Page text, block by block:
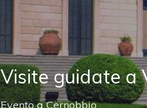
Visite guidate a
EventoaCernobbio